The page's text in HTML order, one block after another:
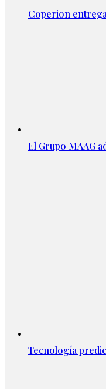
Coperion
El Grupo MAAG
Tecnología